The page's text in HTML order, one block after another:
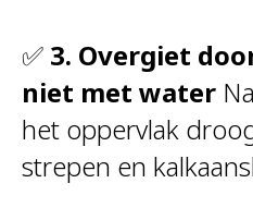
✅ 3. Overgiet
niet met water
het oppervlak
strepen en